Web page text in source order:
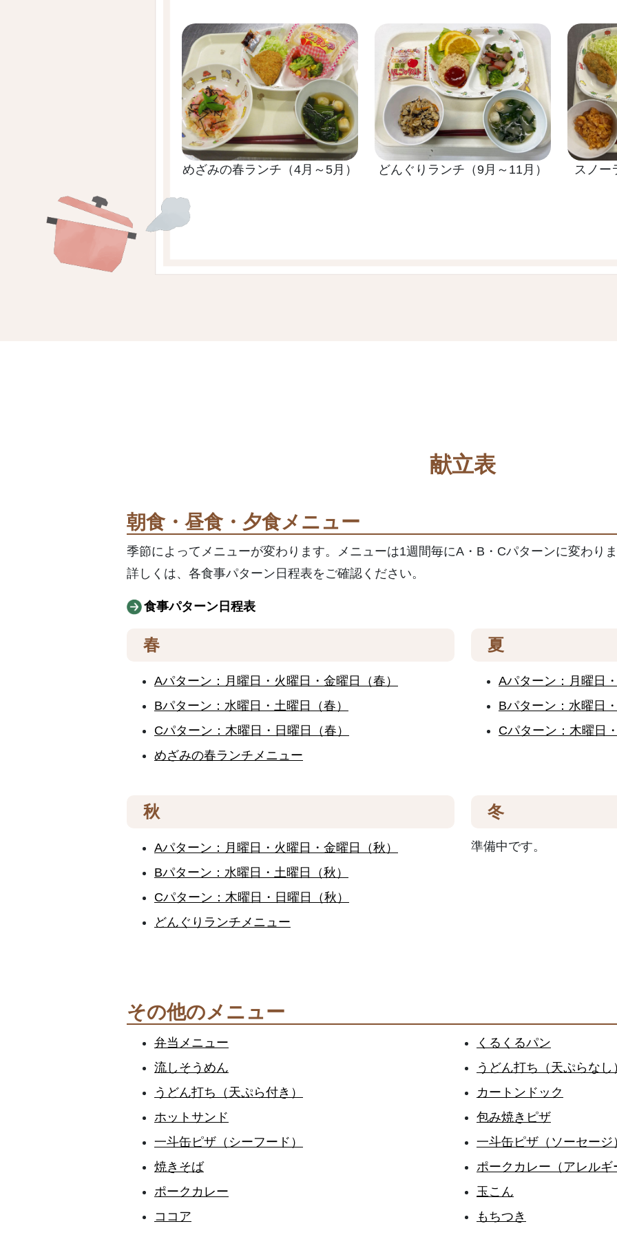
めざみの春ランチ（4月～5月） どんぐりランチ（9月～11月） スノー
献立表
朝食・昼食・夕食メニュー
季節によってメニューが変わります。メニューは1週間毎にA・B・Cパターンに変わり
詳しくは、各食事パターン日程表をご確認ください。
食事パターン日程表
春
Aパターン：月曜日・火曜日・金曜日（春）
Bパターン：水曜日・土曜日（春）
Cパターン：木曜日・日曜日（春）
めざみの春ランチメニュー
夏
Aパターン：月曜日
Bパターン：水曜日
Cパターン：木曜日
秋
Aパターン：月曜日・火曜日・金曜日（秋）
Bパターン：水曜日・土曜日（秋）
Cパターン：木曜日・日曜日（秋）
どんぐりランチメニュー
冬
準備中です。
その他のメニュー
弁当メニュー
くるくるパン
流しそうめん
うどん打ち（天ぷらなし
うどん打ち（天ぷら付き）
カートンドック
ホットサンド
包み焼きピザ
一斗缶ピザ（シーフード）
一斗缶ピザ（ソーセージ
焼きそば
ポークカレー（アレルギ
ポークカレー
玉こん
ココア
もちつき